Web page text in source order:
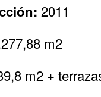
2011
m2
m2 +